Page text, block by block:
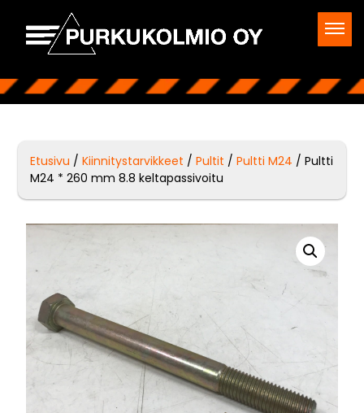
Etusivu /Kiinnitystarvikkeet /Pultit /Pultti M24 / Pultti
M24 * 260 mm 8.8 keltapassivoitu